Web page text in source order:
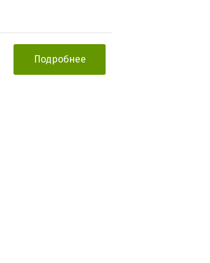
Подробнее